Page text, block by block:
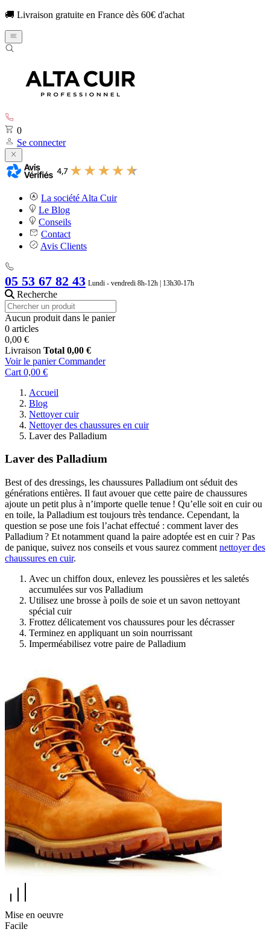
🚚 Livraison gratuite en France dès 60€ d'achat
0
Se connecter
La société Alta Cuir
Le Blog
Conseils
Contact
Avis Clients
05 53 67 82 43 Lundi - vendredi 8h-12h | 13h30-17h
Recherche
Aucun produit dans le panier
0 articles
0,00 €
Livraison Total 0,00 €
Voir le panier Commander
Cart 0,00 €
Accueil
Blog
Nettoyer cuir
Nettoyer des chaussures en cuir
Laver des Palladium
Laver des Palladium
Best of des dressings, les chaussures Palladium ont séduit des
générations entières. Il faut avouer que cette paire de chaussures
ajoute un petit plus à n’importe quelle tenue ! Qu’elle soit en cuir ou
en toile, la Palladium est toujours très tendance. Cependant, la
question se pose une fois l’achat effectué : comment laver des
Palladium ? Et notamment quand la paire adoptée est en cuir ? Pas
de panique, suivez nos conseils et vous saurez comment nettoyer des
chaussures en cuir.
Avec un chiffon doux, enlevez les poussières et les saletés
accumulées sur vos Palladium
Utilisez une brosse à poils de soie et un savon nettoyant
spécial cuir
Frottez délicatement vos chaussures pour les décrasser
Terminez en appliquant un soin nourrissant
Imperméabilisez votre paire de Palladium
Mise en oeuvre
Facile